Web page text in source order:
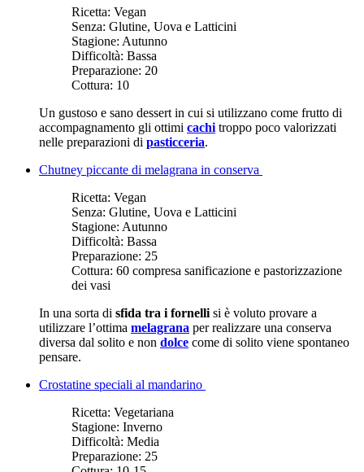
Ricetta: Vegan
Senza: Glutine, Uova e Latticini
Stagione: Autunno
Difficoltà: Bassa
Preparazione: 20
Cottura: 10
Un gustoso e sano dessert in cui si utilizzano come frutto di
accompagnamento gli ottimi cachi troppo poco valorizzati
nelle preparazioni di pasticceria.
Chutney piccante di melagrana in conserva
Ricetta: Vegan
Senza: Glutine, Uova e Latticini
Stagione: Autunno
Difficoltà: Bassa
Preparazione: 25
Cottura: 60 compresa sanificazione e pastorizzazione
dei vasi
In una sorta di sfida tra i fornelli si è voluto provare a
utilizzare l’ottima melagrana per realizzare una conserva
diversa dal solito e non dolce come di solito viene spontaneo
pensare.
Crostatine speciali al mandarino
Ricetta: Vegetariana
Stagione: Inverno
Difficoltà: Media
Preparazione: 25